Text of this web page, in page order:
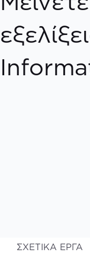
ΣΧΕΤΙΚΑ ΕΡΓΑ